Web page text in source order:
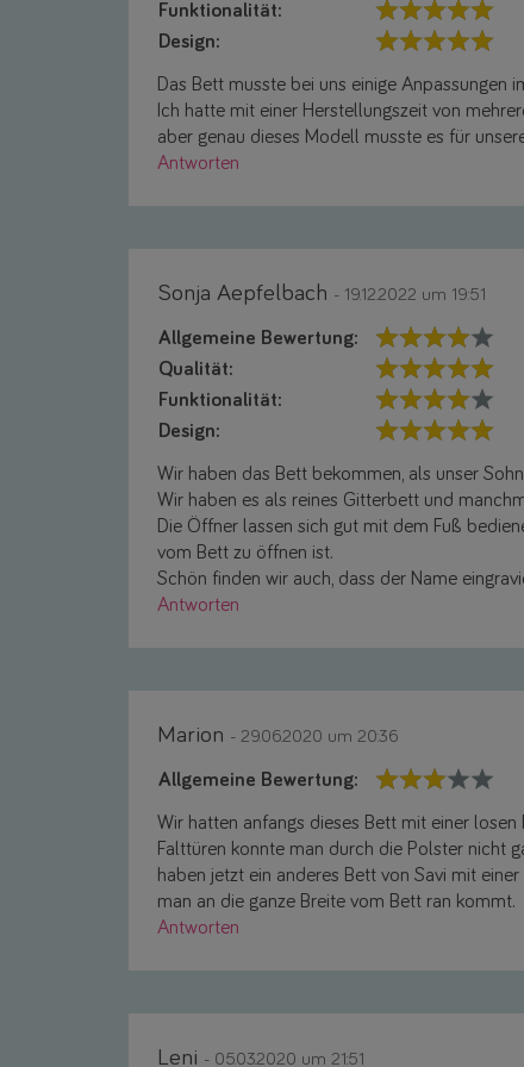
Funktionalität:
Design:
Das Bett musste bei uns einige Anpassungen
Ich hatte mit einer Herstellungszeit von
aber genau dieses Modell musste es für
Antworten
Sonja Aepfelbach - 19.12.2022 um 19:51
Allgemeine Bewertung:
Qualität:
Funktionalität:
Design:
Wir haben das Bett bekommen, als unser
Wir haben es als reines Gitterbett und
Die Öffner lassen sich gut mit dem Fuß
vom Bett zu öffnen ist.
Schön finden wir auch, dass der Name
Antworten
Marion - 29.06.2020 um 20:36
Allgemeine Bewertung:
Wir hatten anfangs dieses Bett mit einer
Falttüren konnte man durch die Polster nicht
haben jetzt ein anderes Bett von Savi mit
man an die ganze Breite vom Bett ran kommt.
Antworten
Leni - 05.03.2020 um 21:51